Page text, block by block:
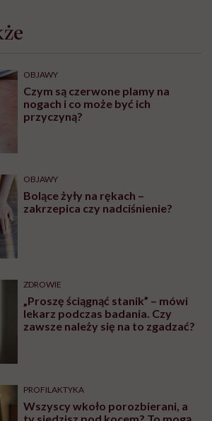
OBJAWY
Czym są czerwone plamy na
nogach i co może być ich
przyczyną?
OBJAWY
Bolące żyły na rękach –
zakrzepica czy nadciśnienie?
ZDROWIE
„Proszę ściągnąć stanik” – mówi
lekarz podczas badania. Czy
zawsze należy się na to zgadzać?
PROFILAKTYKA
Wszyscy wkoło porozbierani, a